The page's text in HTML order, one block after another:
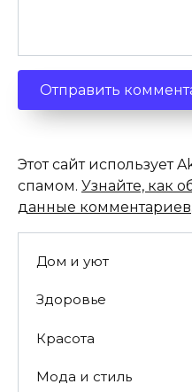
Этот сайт использует
спамом. Узнайте, как
данные комментариев
Дом и уют
Здоровье
Красота
Мода и стиль